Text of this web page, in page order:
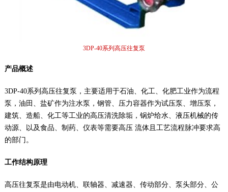
3DP-40系列高压往复泵
产品概述
3DP-40系列高压往复泵，主要适用于石油、化工、化肥工业作为流程
泵，油田、盐矿作为注水泵，钢管、压力容器作为试压泵、增压泵，
建筑、造船、化工等工业的高压清洗除垢，锅炉给水、液压机械的传
动源、以及食品、制药、仪表等需要高压 流体且工艺流程脉冲要求高
的部门。
工作结构原理
高压往复泵是由电动机、联轴器、减速器、传动部分、泵头部分、公